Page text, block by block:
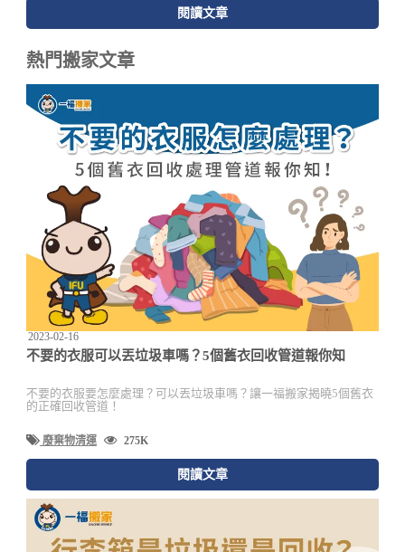
閱讀文章
熱門搬家文章
2023-02-16
不要的衣服可以丟垃圾車嗎？5個舊衣回收管道報你知
不要的衣服要怎麼處理？可以丟垃圾車嗎？讓一福搬家揭曉5個舊衣
的正確回收管道！
廢棄物清運 275K
閱讀文章